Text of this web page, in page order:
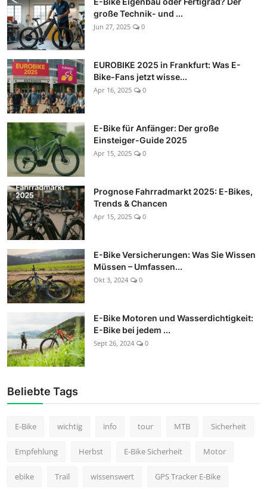
große Technik- und ...
Jun 27, 2025 0
EUROBIKE 2025 in Frankfurt: Was E-
Bike-Fans jetzt wisse...
Apr 16, 2025 0
E-Bike für Anfänger: Der große
Einsteiger-Guide 2025
Apr 15, 2025 0
Prognose Fahrradmarkt 2025: E-Bikes,
Trends & Chancen
Apr 15, 2025 0
E-Bike Versicherungen: Was Sie Wissen
Müssen – Umfassen...
Okt 3, 2024 0
E-Bike Motoren und Wasserdichtigkeit:
E-Bike bei jedem ...
Sept 26, 2024 0
Beliebte Tags
E-Bike wichtig info tour MTB Sicherheit
Empfehlung Herbst E-Bike Sicherheit Motor
ebike Trail wissenswert GPS Tracker E-Bike